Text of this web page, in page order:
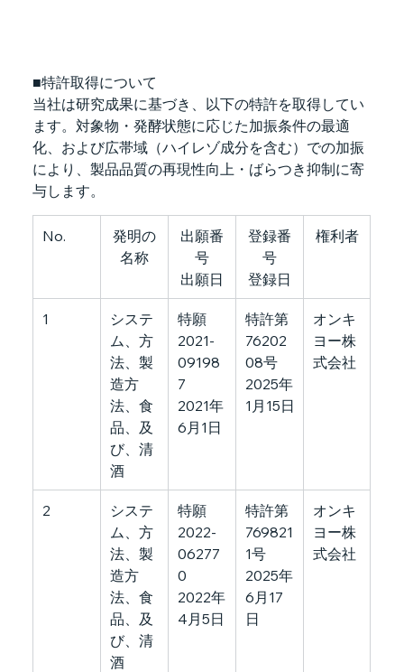
■特許取得について
当社は研究成果に基づき、以下の特許を取得してい
ます。対象物・発酵状態に応じた加振条件の最適
化、および広帯域（ハイレゾ成分を含む）での加振
により、製品品質の再現性向上・ばらつき抑制に寄
与します。
No.
発明の
名称
出願番
号
出願日
登録番
号
登録日
権利者
1
システ
ム、方
法、製
造方
法、食
品、及
び、清
酒
特願
2021-
09198
7
2021年
6月1日
特許第
76202
08号
2025年
1月15日
オンキ
ヨー株
式会社
2
システ
ム、方
法、製
造方
法、食
品、及
び、清
酒
特願
2022-
06277
0
2022年
4月5日
特許第
769821
1号
2025年
6月17
日
オンキ
ヨー株
式会社